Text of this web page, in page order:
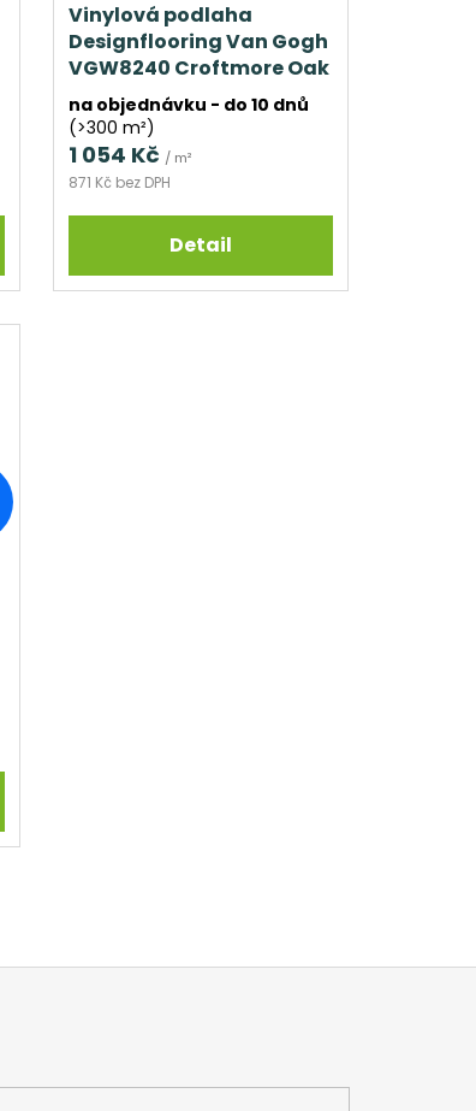
Vinylová podlaha
Designflooring Van Gogh
VGW8240 Croftmore Oak
na objednávku - do 10 dnů
(>300 m²)
871 Kč bez DPH
1 054 Kč / m²
Detail